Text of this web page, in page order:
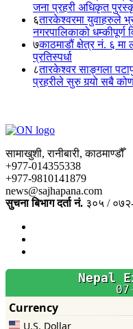
जना प्रहरी अधिकृत
६तारकेश्वरमा युवाहरुले
नगरपालिकाको धम्कीपूर्ण
७काठमाडौं क्षेत्र नं. ६
प्रतिस्पर्धा
८तारकेश्वर साङ्गला
प्रहरीले सुरु गर्‍यो सबै
सामाखुशी, रानीबारी, काठमाण्डौँ
+977-014355338
+977-9810141879
news@sajhapana.com
सुचना बिभाग दर्ता नं. ३०५ /